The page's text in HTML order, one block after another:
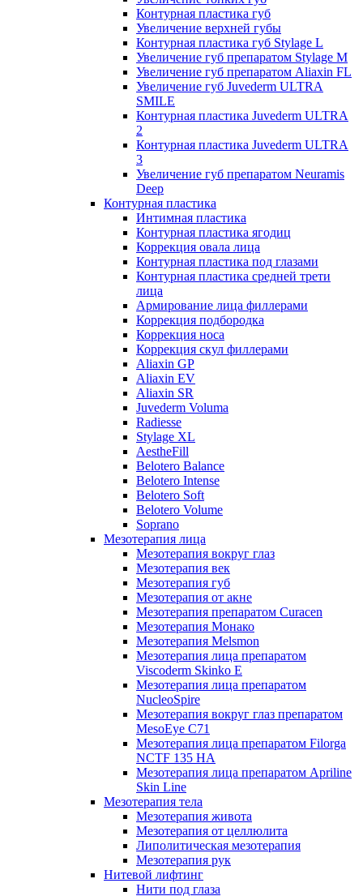
Контурная пластика губ
Увеличение верхней губы
Контурная пластика губ Stylage L
Увеличение губ препаратом Stylage M
Увеличение губ препаратом Aliaxin FL
Увеличение губ Juvederm ULTRA
SMILE
Контурная пластика Juvederm ULTRA
2
Контурная пластика Juvederm ULTRA
3
Увеличение губ препаратом Neuramis
Deep
Контурная пластика
Интимная пластика
Контурная пластика ягодиц
Коррекция овала лица
Контурная пластика под глазами
Контурная пластика средней трети
лица
Армирование лица филлерами
Коррекция подбородка
Коррекция носа
Коррекция скул филлерами
Aliaxin GP
Aliaxin EV
Aliaxin SR
Juvederm Voluma
Radiesse
Stylage XL
AestheFill
Belotero Balance
Belotero Intense
Belotero Soft
Belotero Volume
Soprano
Мезотерапия лица
Мезотерапия вокруг глаз
Мезотерапия век
Мезотерапия губ
Мезотерапия от акне
Мезотерапия препаратом Curacen
Мезотерапия Монако
Мезотерапия Melsmon
Мезотерапия лица препаратом
Viscoderm Skinko E
Мезотерапия лица препаратом
NucleoSpire
Мезотерапия вокруг глаз препаратом
MesoEye С71
Мезотерапия лица препаратом Filorga
NCTF 135 HA
Мезотерапия лица препаратом Apriline
Skin Line
Мезотерапия тела
Мезотерапия живота
Мезотерапия от целлюлита
Липолитическая мезотерапия
Мезотерапия рук
Нитевой лифтинг
Нити под глаза